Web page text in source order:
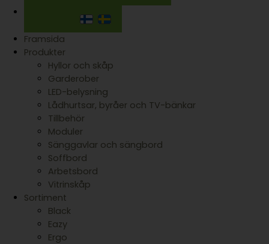
Framsida
Produkter
Hyllor och skåp
Garderober
LED-belysning
Lådhurtsar, byråer och TV-bänkar
Tillbehör
Moduler
Sänggavlar och sängbord
Soffbord
Arbetsbord
Vitrinskåp
Sortiment
Black
Eazy
Ergo